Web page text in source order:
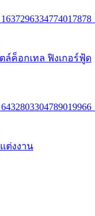
ล์ค็อกเทล ฟิงเกอร์ฟู้ด
ต่งงาน